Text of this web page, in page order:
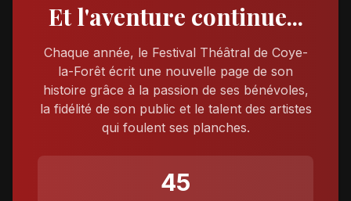
Et l'aventure continue...
Chaque année, le Festival Théâtral de Coye-
la-Forêt écrit une nouvelle page de son
histoire grâce à la passion de ses bénévoles,
la fidélité de son public et le talent des artistes
qui foulent ses planches.
45